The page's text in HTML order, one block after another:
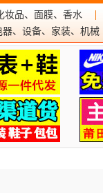
妆品、面膜、香水
器、设备、家装、机械